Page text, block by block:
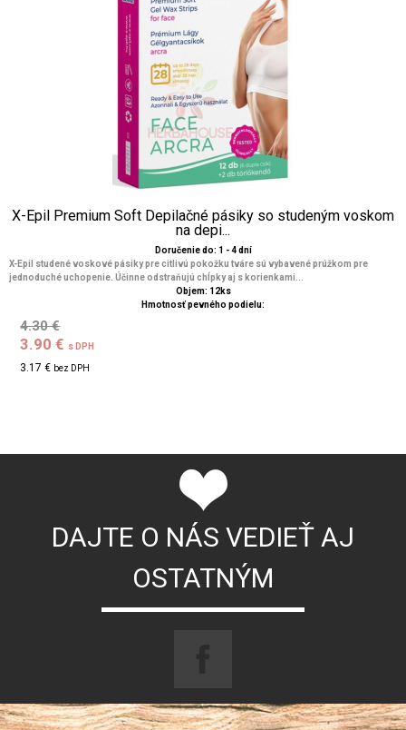
X-Epil Premium Soft Depilačné pásiky so studeným voskom
na depi...
Doručenie do: 1 - 4 dní
X-Epil studené voskové pásiky pre citlivú pokožku tváre sú vybavené prúžkom pre
jednoduché uchopenie. Účinne odstraňujú chĺpky aj s korienkami...
Objem: 12ks
Hmotnosť pevného podielu:
4.30 €
3.90 € s DPH
3.17 € bez DPH
DAJTE O NÁS VEDIEŤ AJ
OSTATNÝM